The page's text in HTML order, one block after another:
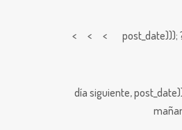
< < <
día siguiente,